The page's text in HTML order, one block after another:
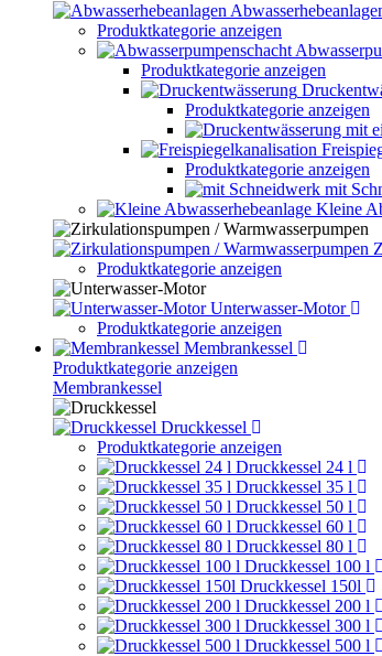
Produktkategorie anzeigen
Produktkategorie anzeigen
Produktkategorie anzeigen
Produktkategorie anzeigen
mit
Kleine
Produktkategorie anzeigen
Unterwasser-Motor
Produktkategorie anzeigen
Membrankessel
Produktkategorie anzeigen
Membrankessel
Druckkessel
Produktkategorie anzeigen
Druckkessel 24 l
Druckkessel 35 l
Druckkessel 50 l
Druckkessel 60 l
Druckkessel 80 l
Druckkessel 100 l
Druckkessel 150l
Druckkessel 200 l
Druckkessel 300 l
Druckkessel 500 l